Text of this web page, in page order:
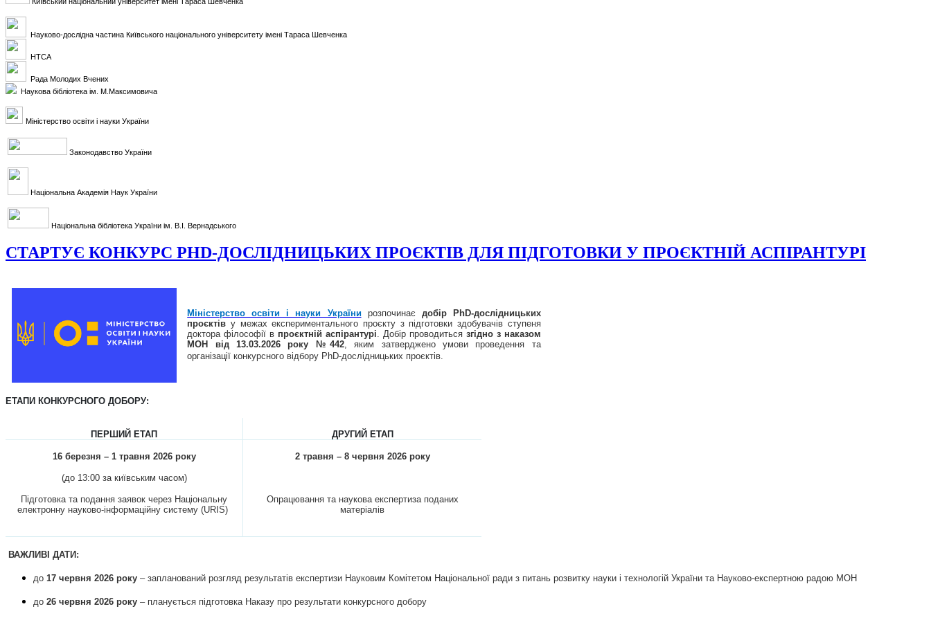
Науково-дослідна частина Київського національного університету імені Тараса Шевченка
НТСА
Рада Молодих Вчених
Наукова бібліотека ім. М.Максимовича
Міністерство освіти і науки України
Законодавство України
Національна Академія Наук України
Національна бібліотека України ім. В.І. Вернадського
СТАРТУЄ КОНКУРС PHD-ДОСЛІДНИЦЬКИХ ПРОЄКТІВ ДЛЯ ПІДГОТОВКИ У ПРОЄКТНІЙ АСПІРАНТУРІ
Міністерство освіти і науки України розпочинає добір PhD-дослідницьких
проєктів у межах експериментального проєкту з підготовки здобувачів ступеня
доктора філософії в проєктній аспірантурі . Добір проводиться згідно з наказом
МОН від 13.03.2026 року №442 , яким затверджено умови проведення та
організації конкурсного відбору PhD-дослідницьких проєктів.
ЕТАПИ КОНКУРСНОГО ДОБОРУ:
ПЕРШИЙ ЕТАП ДРУГИЙ ЕТАП
16 березня – 1 травня 2026 року
(до 13:00 за київським часом)
Підготовка та подання заявок через Національну
електронну науково-інформаційну систему (URIS)
2 травня – 8 червня 2026 року
Опрацювання та наукова експертиза поданих
матеріалів
ВАЖЛИВІ ДАТИ:
до 17 червня 2026 року – запланований розгляд результатів експертизи Науковим Комітетом Національної ради з питань розвитку науки і технологій України та Науково-експертною радою МОН
до 26 червня 2026 року – планується підготовка Наказу про результати конкурсного добору